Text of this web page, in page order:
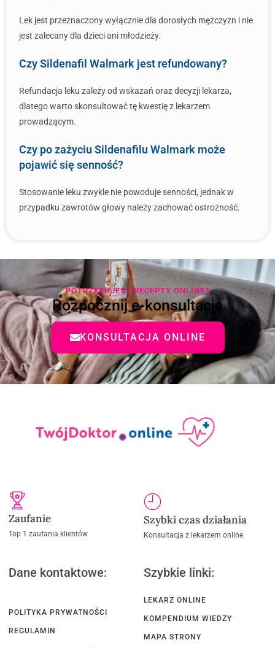
Lek jest przeznaczony wyłącznie dla dorosłych mężczyzn i nie
jest zalecany dla dzieci ani młodzieży.
Czy Sildenafil Walmark jest refundowany?
Refundacja leku zależy od wskazań oraz decyzji lekarza,
dlatego warto skonsultować tę kwestię z lekarzem
prowadzącym.
Czy po zażyciu Sildenafilu Walmark może
pojawić się senność?
Stosowanie leku zwykle nie powoduje senności, jednak w
przypadku zawrotów głowy należy zachować ostrożność.
POTRZEBUJESZ RECEPTY ONLINE?
Rozpocznij e-konsultację
KONSULTACJA ONLINE
Zaufanie
Top 1 zaufania klientów
Szybki czas działania
Konsultacja z lekarzem online
Dane kontaktowe:
POLITYKA PRYWATNOŚCI
REGULAMIN
Szybkie linki:
LEKARZ ONLINE
KOMPENDIUM WIEDZY
MAPA STRONY